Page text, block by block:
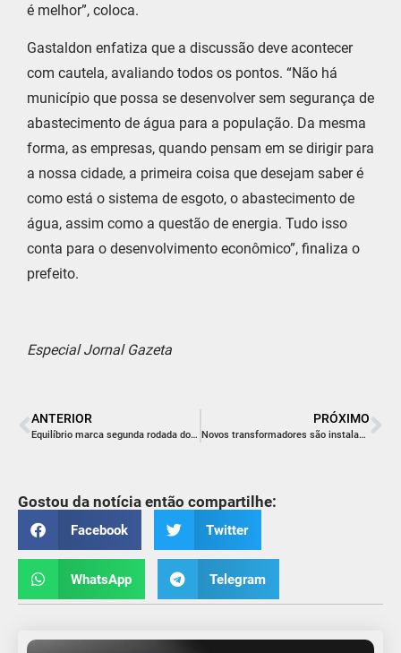
é melhor”, coloca.
Gastaldon enfatiza que a discussão deve acontecer
com cautela, avaliando todos os pontos. “Não há
município que possa se desenvolver sem segurança de
abastecimento de água para a população. Da mesma
forma, as empresas, quando pensam em se dirigir para
a nossa cidade, a primeira coisa que desejam saber é
como está o sistema de esgoto, o abastecimento de
água, assim como a questão de energia. Tudo isso
conta para o desenvolvimento econômico”, finaliza o
prefeito.
Especial Jornal Gazeta
ANTERIOR
Equilíbrio marca segunda rodada do Rinconense
PRÓXIMO
Novos transformadores são instalados no Jaqueline
Gostou da notícia então compartilhe:
Facebook Twitter
WhatsApp Telegram